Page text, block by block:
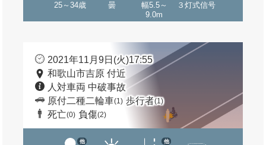
25～34歳 曇
幅5.5～
9.0m
３灯式信号
2021年11月9日(火)17:55
和歌山市吉原 付近
人対車両 中破事故
原付二種二輪車(1) 歩行者(1)
死亡(0) 負傷(2)
他 他